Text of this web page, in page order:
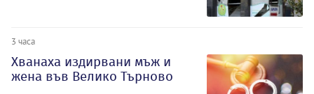
3 часа
Хванаха издирвани мъж и
жена във Велико Търново